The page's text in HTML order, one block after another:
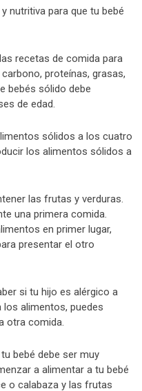
nutritiva para que tu bebé
recetas de comida para
proteínas, grasas,
bebés sólido debe
de edad.
sólidos a los cuatro
los alimentos sólidos a
las frutas y verduras.
una primera comida.
en primer lugar,
presentar el otro
si tu hijo es alérgico a
los alimentos, puedes
otra comida.
bebé debe ser muy
a alimentar a tu bebé
o calabaza y las frutas